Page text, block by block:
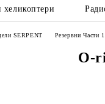
SERPENT Резервни Части
O-